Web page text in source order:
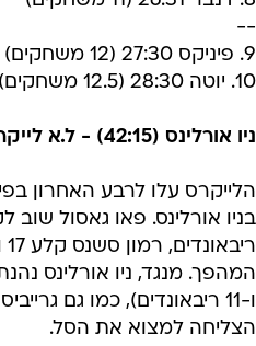
כך נראית צמרת המערב:
3. ל.א
4. ל.א קליפרס 23:34 (8 משחקים)
6. יוסטון 25:32 (10 משחקים)
7. דאלאס 26:31 (11 משחקים)
8. דנבר 26:31 (11 משחקים)
--
9. פיניקס 27:30 (12 משחקים)
10. יוטה 28:30 (12.5 משחקים)